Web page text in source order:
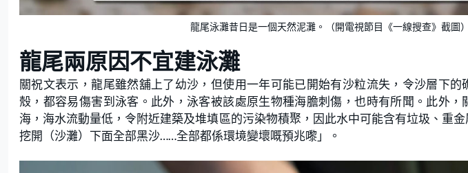
龍尾泳灘昔日是一個天然泥灘。（開電視節目《一線搜查》截圖）
龍尾兩原因不宜建泳灘
關祝文表示，龍尾雖然舖上了幼沙，但使用一年可能已開始有沙粒流失，令沙層下
殼，都容易傷害到泳客。此外，泳客被該處原生物種海膽刺傷，也時有所聞。此外，
海，海水流動量低，令附近建築及堆填區的污染物積聚，因此水中可能含有垃圾、重
挖開（沙灘）下面全部黑沙……全部都係環境變壞嘅預兆嚟」。